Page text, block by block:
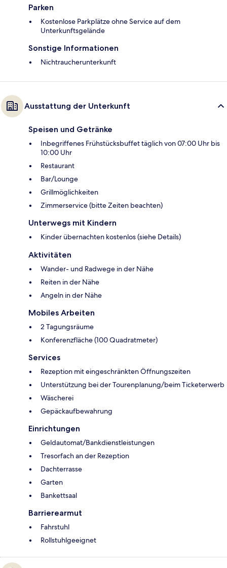
Parken
Kostenlose Parkplätze ohne Service auf dem
Unterkunftsgelände
Sonstige Informationen
Nichtraucherunterkunft
Ausstattung der Unterkunft
Speisen und Getränke
Inbegriffenes Frühstücksbuffet täglich von 07:00 Uhr bis
10:00 Uhr
Restaurant
Bar/Lounge
Grillmöglichkeiten
Zimmerservice (bitte Zeiten beachten)
Unterwegs mit Kindern
Kinder übernachten kostenlos (siehe Details)
Aktivitäten
Wander- und Radwege in der Nähe
Reiten in der Nähe
Angeln in der Nähe
Mobiles Arbeiten
2 Tagungsräume
Konferenzfläche (100 Quadratmeter)
Services
Rezeption mit eingeschränkten Öffnungszeiten
Unterstützung bei der Tourenplanung/beim Ticketerwerb
Wäscherei
Gepäckaufbewahrung
Einrichtungen
Geldautomat/Bankdienstleistungen
Tresorfach an der Rezeption
Dachterrasse
Garten
Bankettsaal
Barrierearmut
Fahrstuhl
Rollstuhlgeeignet